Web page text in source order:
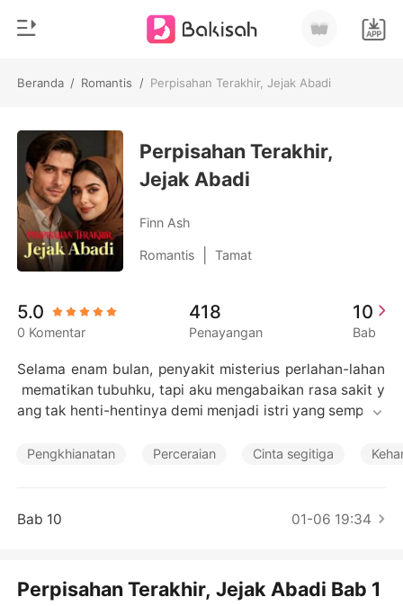
Beranda / Romantis / Perpisahan Terakhir, Jejak Abadi
Pengisian Ulang
Riwayat Membaca
Keluar
Unduh Aplikasi
Genre
Modern
Romantis
Cerita pendek
Likantrof
Cerita Pilihan
Perpisahan Terakhir,
Jejak Abadi
Finn Ash
Romantis Tamat
5.0
0 Komentar
418
Penayangan
10
Bab
Selama enam bulan, penyakit misterius perlahan-lahan
mematikan tubuhku, tapi aku mengabaikan rasa sakit y
ang tak henti-hentinya demi menjadi istri yang sempurn
sukses.
b teleponku. Sebaliknya, anak didiknya yang masih mud
Saat aku mengonfrontasinya, dia menyebutku histeris d
Pengkhianatan Perceraian Cinta segitiga
Bab 10 01-06 19:34
Perpisahan Terakhir, Jejak Abadi Bab 1